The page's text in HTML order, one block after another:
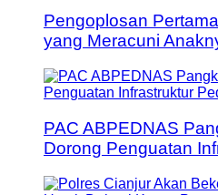
Pengoplosan
yang Meracuni
PAC ABPEDNAS
Dorong Penguatan